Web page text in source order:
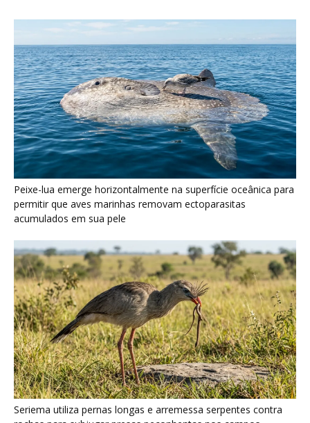
Peixe-lua emerge horizontalmente na superfície oceânica para
permitir que aves marinhas removam ectoparasitas
acumulados em sua pele
Seriema utiliza pernas longas e arremessa serpentes contra